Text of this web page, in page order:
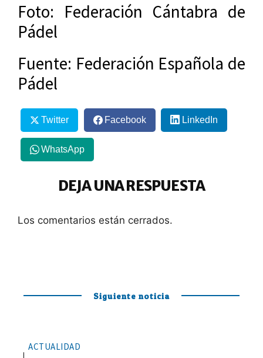
Foto: Federación Cántabra de
Pádel
Fuente: Federación Española de
Pádel
Twitter Facebook LinkedIn
WhatsApp
DEJA UNA RESPUESTA
Los comentarios están cerrados.
Siguiente noticia
ACTUALIDAD